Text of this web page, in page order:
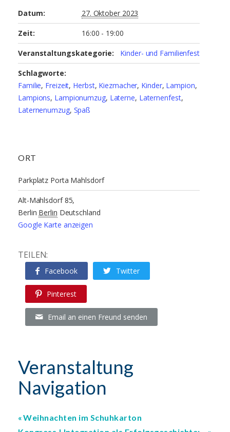
Datum: 27. Oktober 2023
Zeit: 16:00 - 19:00
Veranstaltungskategorie: Kinder- und Familienfest
Schlagworte:
Familie, Freizeit, Herbst, Kiezmacher, Kinder, Lampion,
Lampions, Lampionumzug, Laterne, Laternenfest,
Laternenumzug, Spaß
ORT
Parkplatz Porta Mahlsdorf
Alt-Mahlsdorf 85,
Berlin Berlin Deutschland
Google Karte anzeigen
TEILEN:
Facebook Twitter
Pinterest
Email an einen Freund senden
Veranstaltung
Navigation
Weihnachten im Schuhkarton